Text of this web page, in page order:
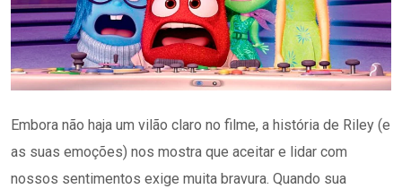
Embora não haja um vilão claro no filme, a história de Riley (e
as suas emoções) nos mostra que aceitar e lidar com
nossos sentimentos exige muita bravura. Quando sua